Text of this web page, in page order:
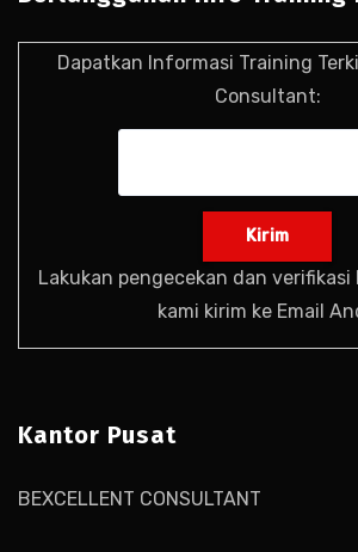
Dapatkan Informasi Training
Consultant:
Lakukan pengecekan dan
kami kirim ke Email
Kantor Pusat
BEXCELLENT CONSULTANT